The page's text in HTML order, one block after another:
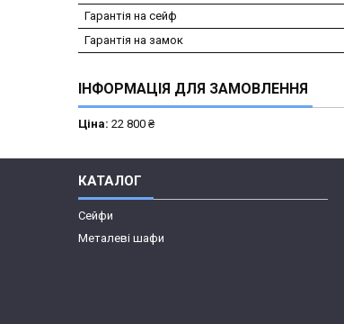
Гарантія на сейф
Гарантія на замок
ІНФОРМАЦІЯ ДЛЯ ЗАМОВЛЕННЯ
Ціна: 22 800 ₴
КАТАЛОГ
Сейфи
Металеві шафи